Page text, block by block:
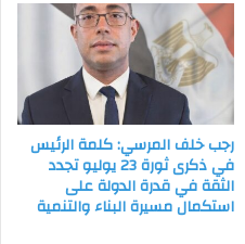
رجب خلف المرسي: كلمة الرئيس
في ذكرى ثورة 23 يوليو تجدد
الثقة في قدرة الدولة على
استكمال مسيرة البناء والتنمية